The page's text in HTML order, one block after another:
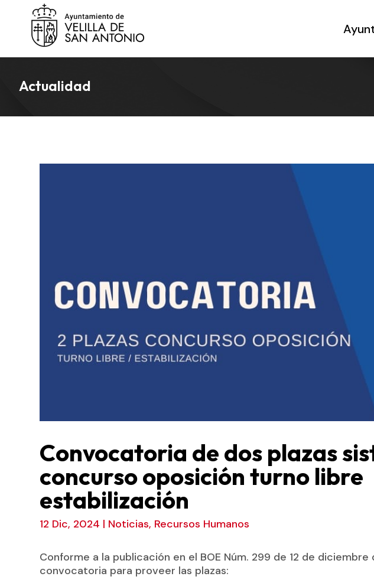
Actualidad
Convocatoria de dos plazas
concurso oposición turno libre
estabilización
12 Dic, 2024 | Noticias, Recursos Humanos
Conforme a la publicación en el BOE Núm. 299 de 12 de
convocatoria para proveer las plazas: